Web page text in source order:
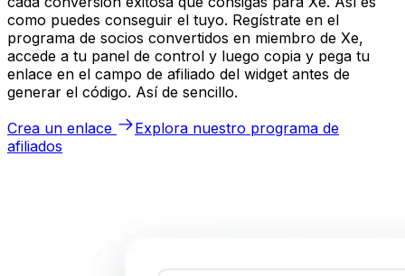
como puedes conseguir el tuyo. Regístrate en el
programa de socios convertidos en miembro de Xe,
accede a tu panel de control y luego copia y pega tu
enlace en el campo de afiliado del widget antes de
generar el código. Así de sencillo.
Crea un enlace
Explora nuestro programa de
afiliados